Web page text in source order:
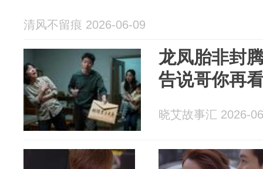
清风不留痕 2026-06-09
龙凤胎非封
告说哥你再
晓艾故事汇 2026-